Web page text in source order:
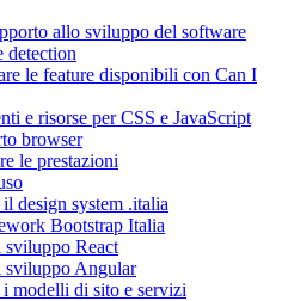
allo sviluppo del software
detection
le feature disponibili con Can I
e risorse per CSS e JavaScript
browser
le prestazioni
design system .italia
Bootstrap Italia
React
Angular
modelli di sito e servizi